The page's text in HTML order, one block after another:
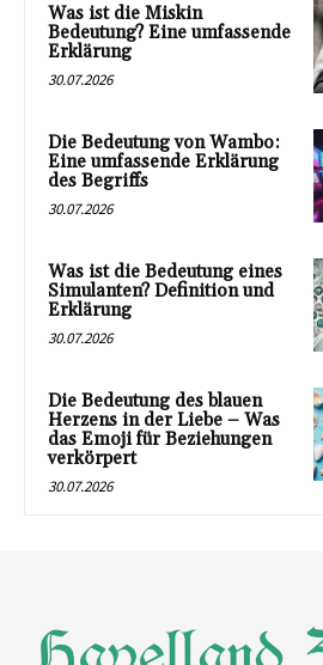
Was ist die Miskin
Bedeutung? Eine umfassende
Erklärung
30.07.2026
Die Bedeutung von Wambo:
Eine umfassende Erklärung
des Begriffs
30.07.2026
Was ist die Bedeutung eines
Simulanten? Definition und
Erklärung
30.07.2026
Die Bedeutung des blauen
Herzens in der Liebe – Was
das Emoji für Beziehungen
verkörpert
30.07.2026